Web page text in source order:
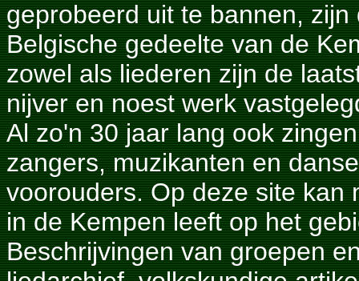
geprobeerd uit te bannen,
Belgische gedeelte van de
zowel als liederen zijn de
nijver en noest werk
Al zo'n 30 jaar lang ook
zangers, muzikanten en
voorouders. Op deze site kan
in de Kempen leeft op het
Beschrijvingen van groepen